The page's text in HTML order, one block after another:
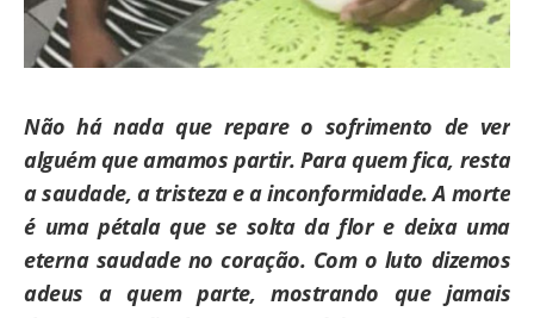
Não há nada que repare o sofrimento de ver
alguém que amamos partir. Para quem fica, resta
a saudade, a tristeza e a inconformidade. A morte
é uma pétala que se solta da flor e deixa uma
eterna saudade no coração. Com o luto dizemos
adeus a quem parte, mostrando que jamais